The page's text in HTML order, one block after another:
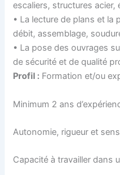
escaliers, structures acier,
• La lecture de plans et la
débit, assemblage,
• La pose des ouvrages
de sécurité et de qualité
Profil : Formation et/ou
Minimum 2 ans
Autonomie, rigueur et
Capacité à travailler dans